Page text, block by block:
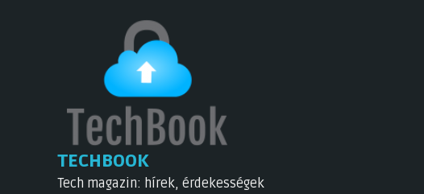
TECHBOOK
Tech magazin: hírek, érdekességek